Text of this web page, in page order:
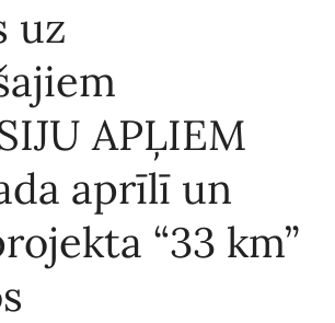
uz
APĻIEM
aprīlī un
“33 km”